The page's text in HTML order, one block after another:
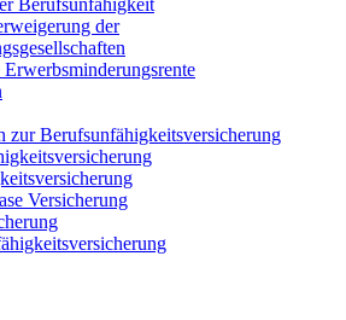
der
Erwerbsminderungsrente
zur Berufsunfähigkeitsversicherung
Versicherung